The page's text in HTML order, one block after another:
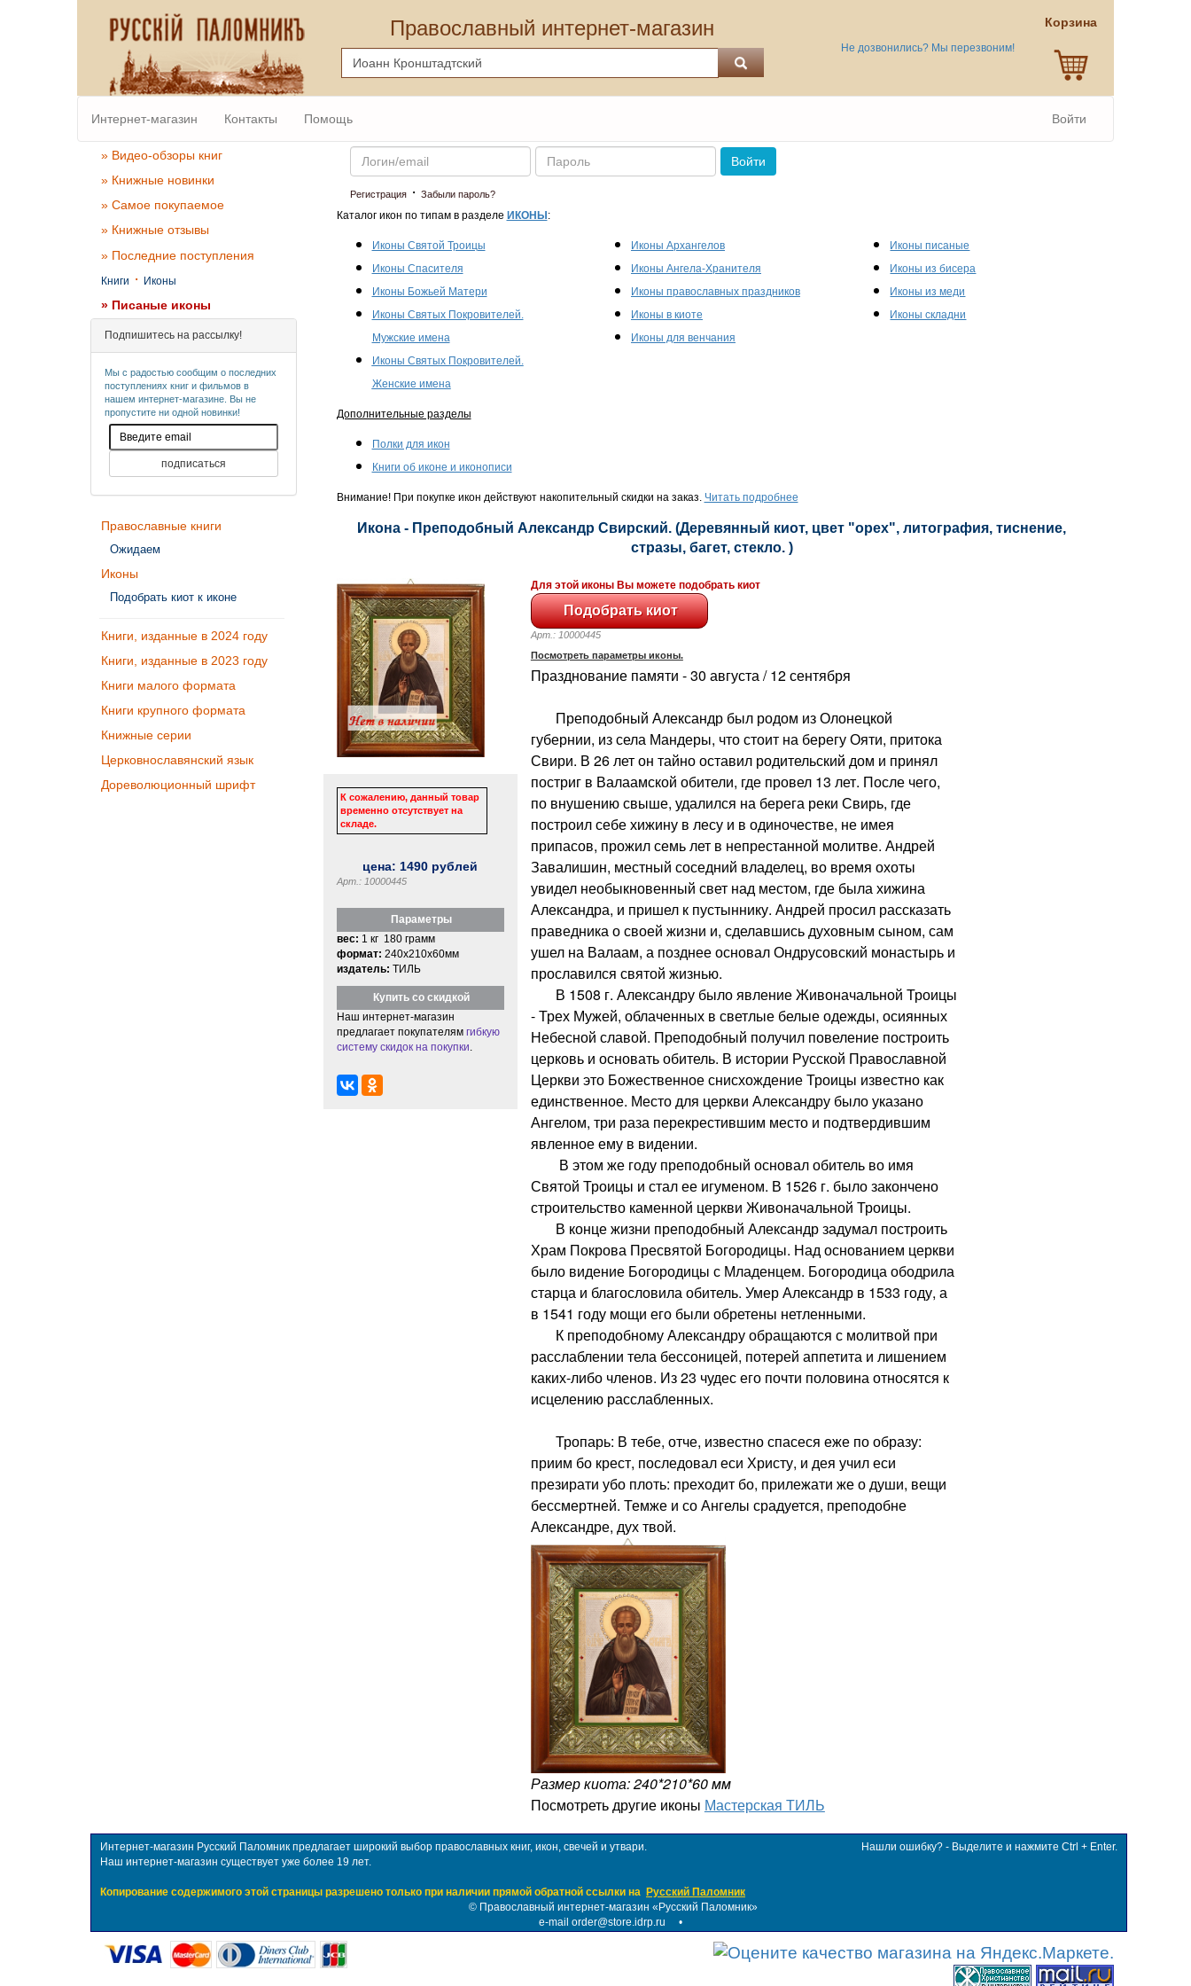
Православный интернет-магазин
Не дозвонились? Мы перезвоним!
Корзина
Интернет-магазин Контакты Помощь Войти
» Видео-обзоры книг
» Книжные новинки
» Самое покупаемое
» Книжные отзывы
» Последние поступления
Книги · Иконы
» Писаные иконы
Подпишитесь на рассылку!
Мы с радостью сообщим о последних
поступлениях книг и фильмов в
нашем интернет-магазине. Вы не
пропустите ни одной новинки!
Православные книги
Ожидаем
Иконы
Подобрать киот к иконе
Книги, изданные в 2024 году
Книги, изданные в 2023 году
Книги малого формата
Книги крупного формата
Книжные серии
Церковнославянский язык
Дореволюционный шрифт
Email Пароль
Войти
Регистрация· Забыли пароль?
Каталог икон по типам в разделе ИКОНЫ :
Иконы Святой Троицы
Иконы Спасителя
Иконы Божьей Матери
Иконы Святых Покровителей.
Мужские имена
Иконы Святых Покровителей.
Женские имена
Иконы Архангелов
Иконы Ангела-Хранителя
Иконы православных праздников
Иконы в киоте
Иконы для венчания
Иконы писаные
Иконы из бисера
Иконы из меди
Иконы складни
Дополнительные разделы
Полки для икон
Книги об иконе и иконописи
Внимание! При покупке икон действуют накопительный скидки на заказ. Читать подробнее
Икона - Преподобный Александр Свирский. (Деревянный киот, цвет "орех", литография, тиснение,
стразы, багет, стекло. )
К сожалению, данный товар
временно отсутствует на
складе.
цена: 1490 рублей
Арт.: 10000445
Параметры
вес: 1 кг 180 грамм
формат: 240x210x60мм
издатель: ТИЛЬ
Купить со скидкой
Наш интернет-магазин
предлагает покупателям гибкую
систему скидок на покупки
Для этой иконы Вы можете подобрать киот
Арт.: 10000445
Посмотреть параметры иконы.
Празднование памяти - 30 августа / 12 сентября
Преподобный Александр был родом из Олонецкой
губернии, из села Мандеры, что стоит на берегу Ояти, притока
Свири. В 26 лет он тайно оставил родительский дом и принял
постриг в Валаамской обители, где провел 13 лет. После чего,
по внушению свыше, удалился на берега реки Свирь, где
построил себе хижину в лесу и в одиночестве, не имея
припасов, прожил семь лет в непрестанной молитве. Андрей
Завалишин, местный соседний владелец, во время охоты
увидел необыкновенный свет над местом, где была хижина
Александра, и пришел к пустыннику. Андрей просил рассказать
праведника о своей жизни и, сделавшись духовным сыном, сам
ушел на Валаам, а позднее основал Ондрусовский монастырь и
прославился святой жизнью.
В 1508 г. Александру было явление Живоначальной Троицы
- Трех Мужей, облаченных в светлые белые одежды, осиянных
Небесной славой. Преподобный получил повеление построить
церковь и основать обитель. В истории Русской Православной
Церкви это Божественное снисхождение Троицы известно как
единственное. Место для церкви Александру было указано
Ангелом, три раза перекрестившим место и подтвердившим
явленное ему в видении.
В этом же году преподобный основал обитель во имя
Святой Троицы и стал ее игуменом. В 1526 г. было закончено
строительство каменной церкви Живоначальной Троицы.
В конце жизни преподобный Александр задумал построить
Храм Покрова Пресвятой Богородицы. Над основанием церкви
было видение Богородицы с Младенцем. Богородица ободрила
старца и благословила обитель. Умер Александр в 1533 году, а
в 1541 году мощи его были обретены нетленными.
К преподобному Александру обращаются с молитвой при
расслаблении тела бессоницей, потерей аппетита и лишением
каких-либо членов. Из 23 чудес его почти половина относятся к
исцелению расслабленных.
Тропарь: В тебе, отче, известно спасеся еже по образу:
приим бо крест, последовал еси Христу, и дея учил еси
презирати убо плоть: преходит бо, прилежати же о души, вещи
бессмертней. Темже и со Ангелы срадуется, преподобне
Александре, дух твой.
Размер киота: 240*210*60 мм
Посмотреть другие иконы Мастерская ТИЛЬ
Интернет-магазин Русский Паломник предлагает широкий выбор православных книг, икон, свечей и утвари.
Наш интернет-магазин существует уже более 19 лет.
Копирование содержимого этой страницы разрешено только при наличии прямой обратной ссылки на Русский Паломник
Нашли ошибку? - Выделите и нажмите Ctrl + Enter.
© Православный интернет-магазин «Русский Паломник»
e-mail order@store.idrp.ru •